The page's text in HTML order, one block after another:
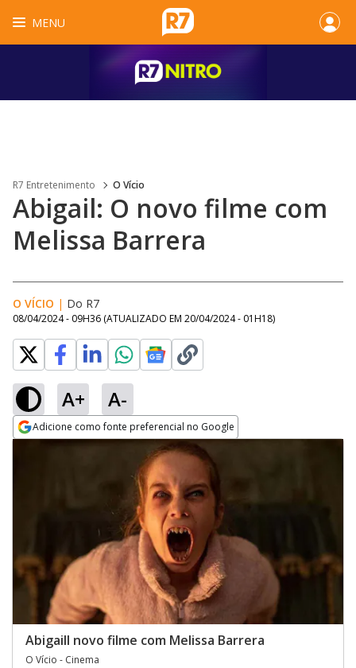
MENU
R7 Entretenimento O Vício
Abigail: O novo filme com
Melissa Barrera
O VÍCIO | Do R7
08/04/2024 - 09H36 (ATUALIZADO EM 20/04/2024 - 01H18)
A+ A-
Adicione como fonte preferencial no Google
Opens in new window
Abigaill novo filme com Melissa Barrera
O Vício - Cinema